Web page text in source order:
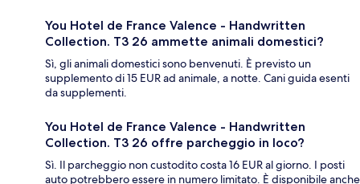
You Hotel de France Valence - Handwritten
Collection. T3 26 ammette animali domestici?
Sì, gli animali domestici sono benvenuti. È previsto un
supplemento di 15 EUR ad animale, a notte. Cani guida esenti
da supplementi.
You Hotel de France Valence - Handwritten
Collection. T3 26 offre parcheggio in loco?
Sì. Il parcheggio non custodito costa 16 EUR al giorno. I posti
auto potrebbero essere in numero limitato. È disponibile anche